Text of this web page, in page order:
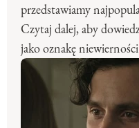
przedstawiamy
Czytaj dalej, aby
jako oznakę